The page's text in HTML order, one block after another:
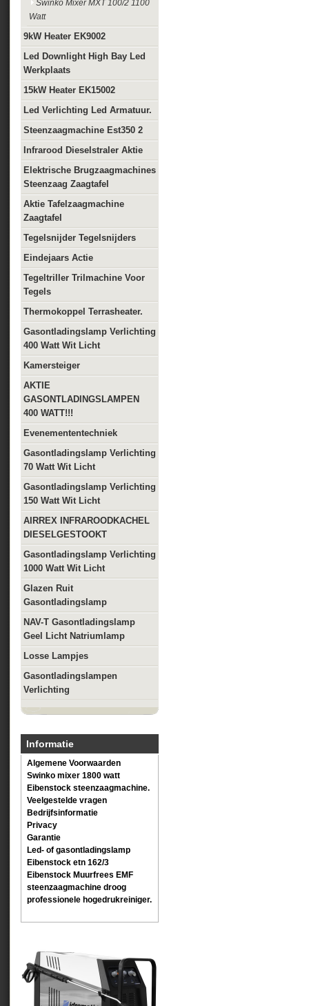
Swinko Mixer MXT 100/2 1100
Watt
9kW Heater EK9002
Led Downlight High Bay Led
Werkplaats
15kW Heater EK15002
Led Verlichting Led Armatuur.
Steenzaagmachine Est350 2
Infrarood Dieselstraler Aktie
Elektrische Brugzaagmachines
Steenzaag Zaagtafel
Aktie Tafelzaagmachine
Zaagtafel
Tegelsnijder Tegelsnijders
Eindejaars Actie
Tegeltriller Trilmachine Voor
Tegels
Thermokoppel Terrasheater.
Gasontladingslamp Verlichting
400 Watt Wit Licht
Kamersteiger
AKTIE
GASONTLADINGSLAMPEN
400 WATT!!!
Evenemententechniek
Gasontladingslamp Verlichting
70 Watt Wit Licht
Gasontladingslamp Verlichting
150 Watt Wit Licht
AIRREX INFRAROODKACHEL
DIESELGESTOOKT
Gasontladingslamp Verlichting
1000 Watt Wit Licht
Glazen Ruit
Gasontladingslamp
NAV-T Gasontladingslamp
Geel Licht Natriumlamp
Losse Lampjes
Gasontladingslampen
Verlichting
Informatie
Algemene Voorwaarden
Swinko mixer 1800 watt
Eibenstock steenzaagmachine.
Veelgestelde vragen
Bedrijfsinformatie
Privacy
Garantie
Led- of gasontladingslamp
Eibenstock etn 162/3
Eibenstock Muurfrees EMF
steenzaagmachine droog
professionele hogedrukreiniger.